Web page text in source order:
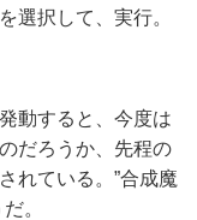
選択して、実行。
動すると、今度は
だろうか、先程の
れている。”合成魔
。